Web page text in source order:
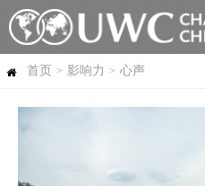
首页 > 影响力 > 心声